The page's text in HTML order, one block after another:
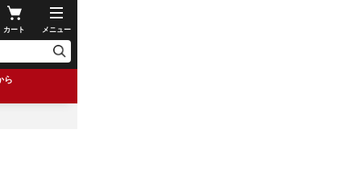
カート メニュー
ら